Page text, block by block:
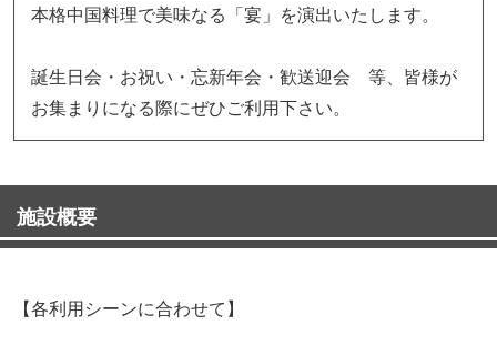
本格中国料理で美味なる「宴」を演出いたします。
誕生日会・お祝い・忘新年会・歓送迎会 等、皆様が
お集まりになる際にぜひご利用下さい。
施設概要
【各利用シーンに合わせて】